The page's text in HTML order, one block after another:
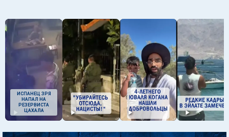
ИСПАНЕЦ ЗРЯ
НАПАЛ НА
РЕЗЕРВИСТА
ЦАХАЛА